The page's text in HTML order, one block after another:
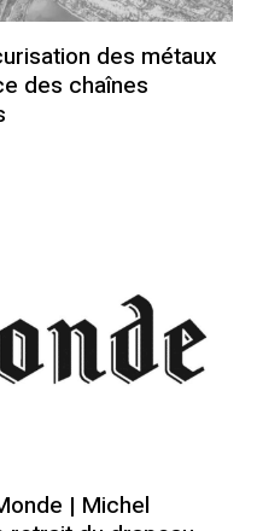
des métaux
des chaînes
| Michel